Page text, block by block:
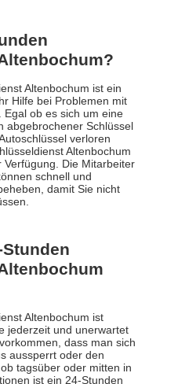
Altenbochum ist ein
Hilfe bei Problemen mit
Egal ob es sich um eine
abgebrochener Schlüssel
verloren
Altenbochum
Die Mitarbeiter
schnell und
damit Sie nicht
Altenbochum ist
jederzeit und unerwartet
dass man sich
aussperrt oder den
tagsüber oder mitten in
ist ein 24-Stunden